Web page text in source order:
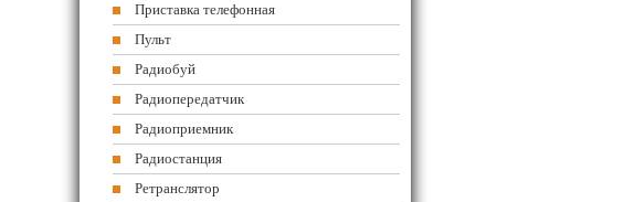
Приставка телефонная
Пульт
Радиобуй
Радиопередатчик
Радиоприемник
Радиостанция
Ретранслятор